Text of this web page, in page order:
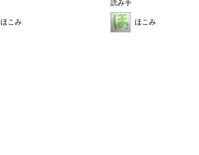
ほこみ
読み手
ほこみ